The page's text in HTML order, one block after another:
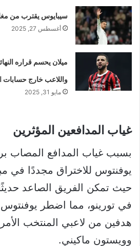
سيبايوس يقترب من
أغسطس 27, 2025
ميلان يحسم قراره
واللاعب خارج حسابات
مايو 31, 2025
غياب المدافعين المؤثرين
بسبب غياب المدافع المصاب
يوفنتوس للاختراق مجددًا في
حيث تمكن الفريق الصاعد
في تورينو، مما اضطر
هدفين من لاعبي المنتخب
وويستون ماكيني.